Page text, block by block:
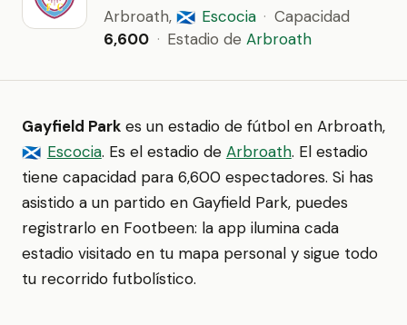
Arbroath, 🏴󠁧󠁢󠁳󠁣󠁴󠁿 Escocia · Capacidad
6,600 · Estadio de Arbroath
Gayfield Park es un estadio de fútbol en Arbroath,
🏴󠁧󠁢󠁳󠁣󠁴󠁿 Escocia. Es el estadio de Arbroath. El estadio
tiene capacidad para 6,600 espectadores. Si has
asistido a un partido en Gayfield Park, puedes
registrarlo en Footbeen: la app ilumina cada
estadio visitado en tu mapa personal y sigue todo
tu recorrido futbolístico.